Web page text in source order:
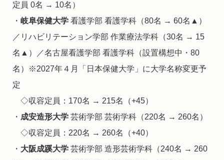
定員 0名 → 10名）
・ 岐阜保健大学看護学部 看護学科（80名 → 60名▲）
／リハビリテーション学部 作業療法学科（30名 → 15
名▲）／名古屋看護学部 看護学科（設置構想中・80
名）※2027年４月「日本保健大学」に大学名称変更予
定
◇収容定員：170名 → 215名（+45）
・ 成安造形大学芸術学部 芸術学科（220名 → 260名）
◇収容定員：220名 → 260名（+40）
・ 大阪成蹊大学芸術学部 造形芸術学科（240名 → 260